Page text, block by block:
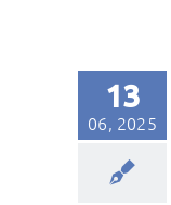
13
06, 2025